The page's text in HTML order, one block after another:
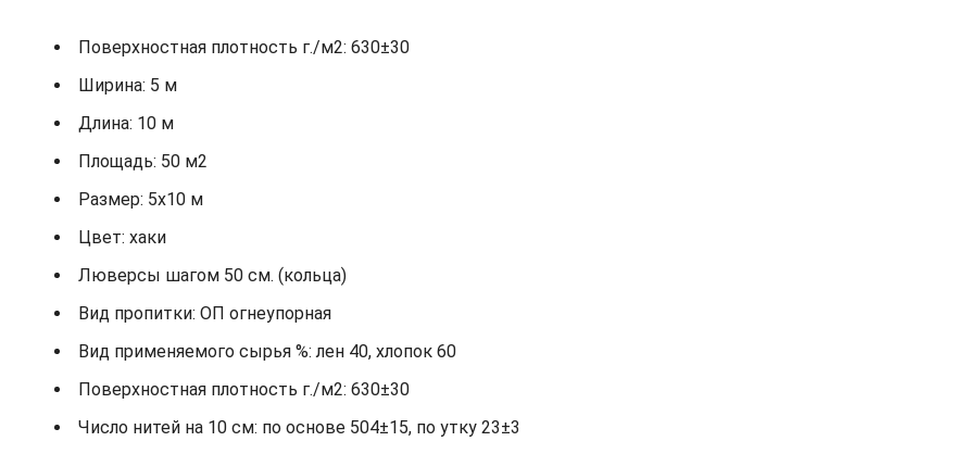
Поверхностная плотность г./м2: 630±30
Ширина: 5 м
Длина: 10 м
Площадь: 50 м2
Размер: 5х10 м
Цвет: хаки
Люверсы шагом 50 см. (кольца)
Вид пропитки: ОП огнеупорная
Вид применяемого сырья %: лен 40, хлопок 60
Поверхностная плотность г./м2: 630±30
Число нитей на 10 см: по основе 504±15, по утку 23±3